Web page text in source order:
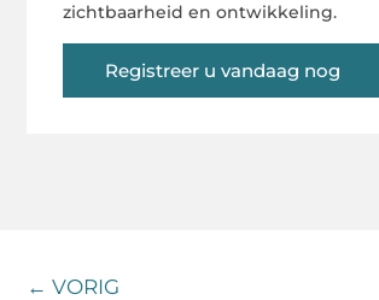
zichtbaarheid en ontwikkeling.
Registreer u vandaag nog
← VORIG